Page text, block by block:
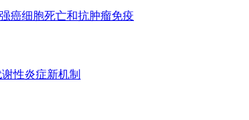
癌细胞死亡和抗肿瘤免疫
性炎症新机制